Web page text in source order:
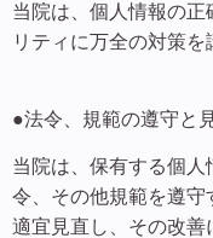
当院は、個人情報の正
リティに万全の対策を
●法令、規範の遵守と
当院は、保有する個
令、その他規範を遵
適宜見直し、その改善